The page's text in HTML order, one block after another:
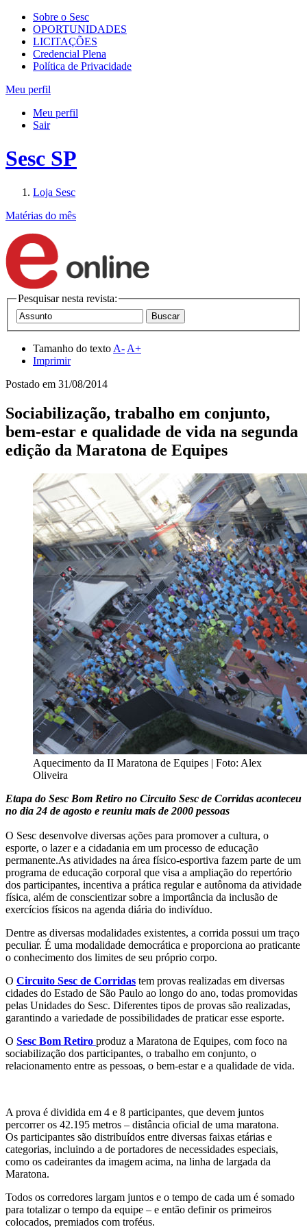
Sobre o Sesc
OPORTUNIDADES
LICITAÇÕES
Credencial Plena
Política de Privacidade
Meu perfil
Meu perfil
Sair
Sesc SP
Loja Sesc
Matérias do mês
Pesquisar nesta revista:
Tamanho do texto A- A+
Imprimir
Postado em 31/08/2014
Sociabilização, trabalho em conjunto,
bem-estar e qualidade de vida na segunda
edição da Maratona de Equipes
Aquecimento da II Maratona de Equipes | Foto: Alex
Oliveira
Etapa do Sesc Bom Retiro no Circuito Sesc de Corridas aconteceu
no dia 24 de agosto e reuniu mais de 2000 pessoas
O Sesc desenvolve diversas ações para promover a cultura, o
esporte, o lazer e a cidadania em um processo de educação
permanente.As atividades na área físico-esportiva fazem parte de um
programa de educação corporal que visa a ampliação do repertório
dos participantes, incentiva a prática regular e autônoma da atividade
física, além de conscientizar sobre a importância da inclusão de
exercícios físicos na agenda diária do indivíduo.
Dentre as diversas modalidades existentes, a corrida possui um traço
peculiar. É uma modalidade democrática e proporciona ao praticante
o conhecimento dos limites de seu próprio corpo.
O Circuito Sesc de Corridas tem provas realizadas em diversas
cidades do Estado de São Paulo ao longo do ano, todas promovidas
pelas Unidades do Sesc. Diferentes tipos de provas são realizadas,
garantindo a variedade de possibilidades de praticar esse esporte.
O Sesc Bom Retiro produz a Maratona de Equipes, com foco na
sociabilização dos participantes, o trabalho em conjunto, o
relacionamento entre as pessoas, o bem-estar e a qualidade de vida.
A prova é dividida em 4 e 8 participantes, que devem juntos
percorrer os 42.195 metros – distância oficial de uma maratona.
Os participantes são distribuídos entre diversas faixas etárias e
categorias, incluindo a de portadores de necessidades especiais,
como os cadeirantes da imagem acima, na linha de largada da
Maratona.
Todos os corredores largam juntos e o tempo de cada um é somado
para totalizar o tempo da equipe – e então definir os primeiros
colocados, premiados com troféus.